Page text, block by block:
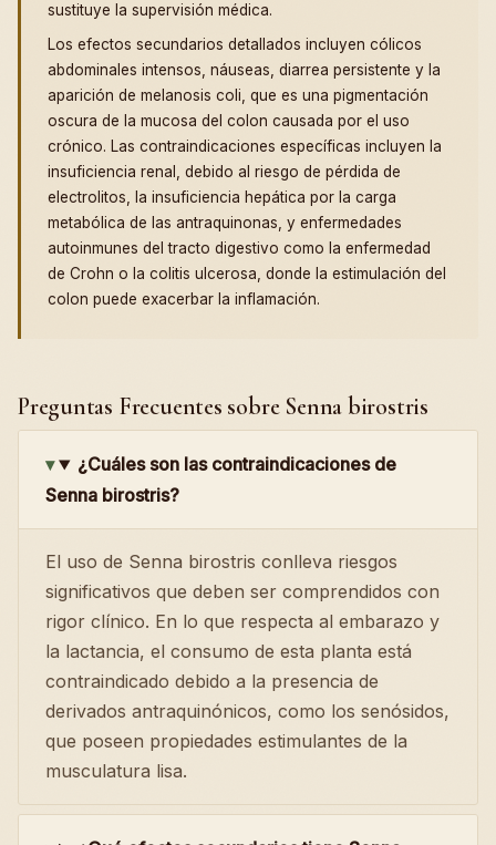
sustituye la supervisión médica.
Los efectos secundarios detallados incluyen cólicos
abdominales intensos, náuseas, diarrea persistente y la
aparición de melanosis coli, que es una pigmentación
oscura de la mucosa del colon causada por el uso
crónico. Las contraindicaciones específicas incluyen la
insuficiencia renal, debido al riesgo de pérdida de
electrolitos, la insuficiencia hepática por la carga
metabólica de las antraquinonas, y enfermedades
autoinmunes del tracto digestivo como la enfermedad
de Crohn o la colitis ulcerosa, donde la estimulación del
colon puede exacerbar la inflamación.
Preguntas Frecuentes sobre Senna birostris
¿Cuáles son las contraindicaciones de
Senna birostris?
El uso de Senna birostris conlleva riesgos
significativos que deben ser comprendidos con
rigor clínico. En lo que respecta al embarazo y
la lactancia, el consumo de esta planta está
contraindicado debido a la presencia de
derivados antraquinónicos, como los senósidos,
que poseen propiedades estimulantes de la
musculatura lisa.